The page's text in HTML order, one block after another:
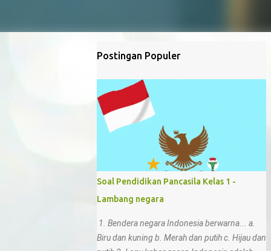
Postingan Populer
Soal Pendidikan Pancasila Kelas 1 -
Lambang negara
1. Bendera negara Indonesia berwarna... a.
Biru dan kuning b. Merah dan putih c. Hijau dan